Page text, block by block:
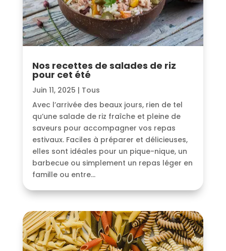
Nos recettes de salades de riz
pour cet été
Juin 11, 2025 | Tous
Avec l’arrivée des beaux jours, rien de tel
qu’une salade de riz fraîche et pleine de
saveurs pour accompagner vos repas
estivaux. Faciles à préparer et délicieuses,
elles sont idéales pour un pique-nique, un
barbecue ou simplement un repas léger en
famille ou entre...